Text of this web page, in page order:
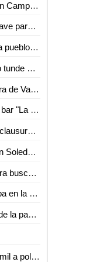
UASLP competirá con más de 250 atletas en Campeonatos Nacionales ANUIES 2026
Conservación del patrimonio documental, clave para preservar la memoria histórica: docentes de la UASLP
Gobierno estatal acerca servicios médicos a pueblos originarios
¡El buen juez por su casa empieza! Gallardo tunde a Galindo tras críticas a Ciudad Valles
Treinta años formando corazones: Educadora de Valles celebra su vocación heredada
Suman tres muertos tras ataque armado en bar "La Villita"
Parajes de la huasteca cumplen normativa; clausuran tirolesa en Real de Catorce
Resultados firmes a favor de la paz social en Soledad: 80 puestas a disposición del 17 al 19 de abril
David Medina Avendaño levanta la mano para buscar la alcaldía de Ciudad Valles
Gobierno estatal actúa ante daños por tromba en la capital y Villa de Arista
Mesa de coordinación para la construcción de la paz social
Municipios obligados a pagar mínimo de 14 mil a policías en SLP; tienen 120 días para cumplir